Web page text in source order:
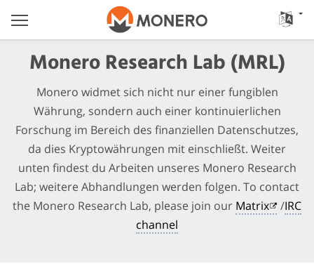
Monero Research Lab (MRL)
Monero widmet sich nicht nur einer fungiblen
Währung, sondern auch einer kontinuierlichen
Forschung im Bereich des finanziellen Datenschutzes,
da dies Kryptowährungen mit einschließt. Weiter
unten findest du Arbeiten unseres Monero Research
Lab; weitere Abhandlungen werden folgen. To contact
the Monero Research Lab, please join our Matrix /IRC
channel